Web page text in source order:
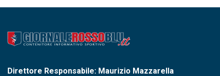
Direttore Responsabile: Maurizio Mazzarella